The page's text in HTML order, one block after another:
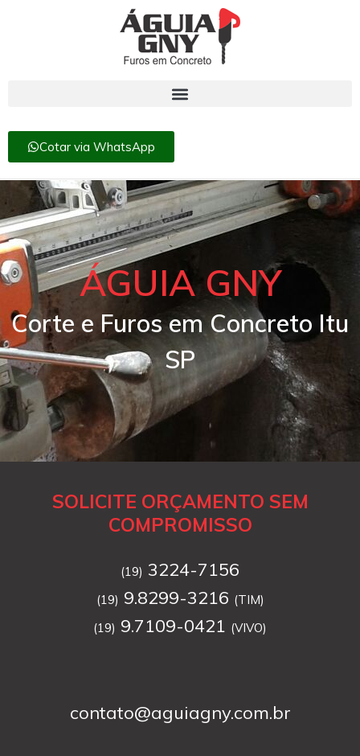
Cotar via WhatsApp
ÁGUIA GNY
Corte e Furos em Concreto Itu
SP
SOLICITE ORÇAMENTO SEM
COMPROMISSO
(19) 3224-7156
(19) 9.8299-3216 (TIM)
(19) 9.7109-0421 (VIVO)
contato@aguiagny.com.br